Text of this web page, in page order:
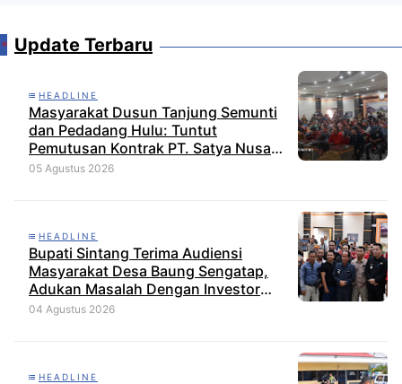
Update Terbaru
HEADLINE
Masyarakat Dusun Tanjung Semunti
dan Pedadang Hulu: Tuntut
Pemutusan Kontrak PT. Satya Nusa
Indah Perkasa
05 Agustus 2026
HEADLINE
Bupati Sintang Terima Audiensi
Masyarakat Desa Baung Sengatap,
Adukan Masalah Dengan Investor
Perkebunan
04 Agustus 2026
HEADLINE